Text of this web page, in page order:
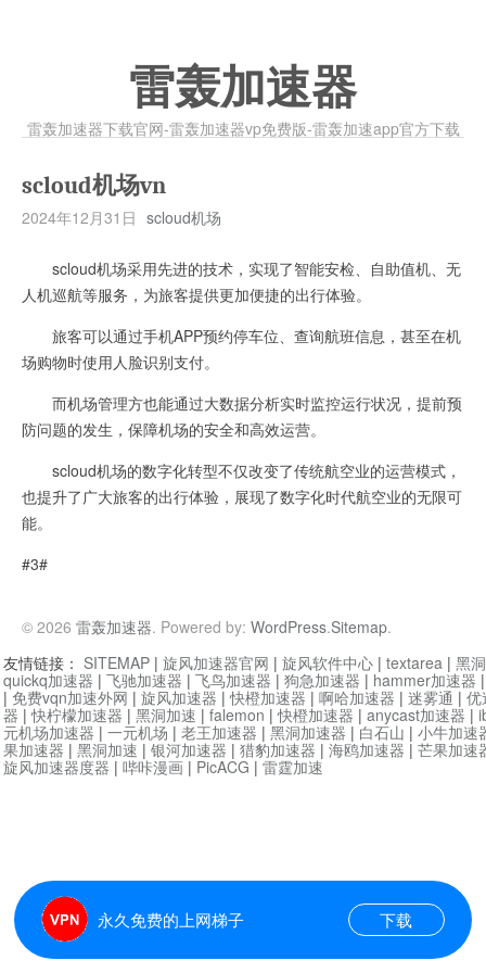
雷轰加速器
雷轰加速器下载官网-雷轰加速器vp免费版-雷轰加速app官方下载
scloud机场vn
2024年12月31日 scloud机场
scloud机场采用先进的技术，实现了智能安检、自助值机、无
人机巡航等服务，为旅客提供更加便捷的出行体验。
旅客可以通过手机APP预约停车位、查询航班信息，甚至在机
场购物时使用人脸识别支付。
而机场管理方也能通过大数据分析实时监控运行状况，提前预
防问题的发生，保障机场的安全和高效运营。
scloud机场的数字化转型不仅改变了传统航空业的运营模式，
也提升了广大旅客的出行体验，展现了数字化时代航空业的无限可
能。
#3#
© 2026 雷轰加速器. Powered by: WordPress.Sitemap.
永久免费的上网梯子 下载
友情链接： SITEMAP | 旋风加速器官网 | 旋风软件中心 | textarea | 黑
quickq加速器 | 飞驰加速器 | 飞鸟加速器 | 狗急加速器 | hammer加速器
| 免费vqn加速外网 | 旋风加速器 |快橙加速器 | 啊哈加速器 | 迷雾通 | 优
器 |快柠檬加速器 | 黑洞加速 | falemon |快橙加速器 | anycast加速器 |
元机场加速器 | 一元机场 | 老王加速器 | 黑洞加速器 | 白石山 | 小牛加速
果加速器 | 黑洞加速 | 银河加速器 | 猎豹加速器 | 海鸥加速器 | 芒果加速
旋风加速器度器 | 哔咔漫画 | PicACG | 雷霆加速